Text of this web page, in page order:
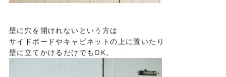
壁に穴を開けれないという方は
サイドボードやキャビネットの上に置いたり
壁に立てかけるだけでもOK 。